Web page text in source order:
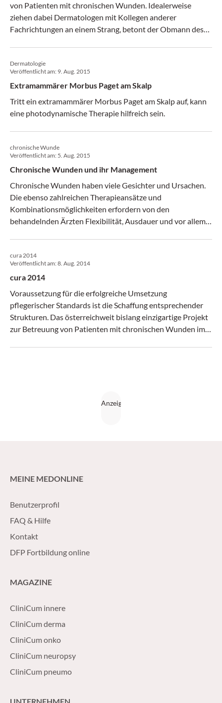
von Patienten mit chronischen Wunden. Idealerweise
ziehen dabei Dermatologen mit Kollegen anderer
Fachrichtungen an einem Strang, betont der Obmann des
App entwickelt, die auch die Kommunikation mit
Fachleuten erleichtern soll. Das Gespräch führte Mag.
Christina Lechner
Dermatologie
Veröffentlicht am: 9. Aug. 2015
Extramammärer Morbus Paget am Skalp
Tritt ein extramammärer Morbus Paget am Skalp auf, kann
eine photodynamische Therapie hilfreich sein.
chronische Wunde
Veröffentlicht am: 5. Aug. 2015
Chronische Wunden und ihr Management
Chronische Wunden haben viele Gesichter und Ursachen.
Die ebenso zahlreichen Therapieansätze und
Kombinationsmöglichkeiten erfordern von den
behandelnden Ärzten Flexibilität, Ausdauer und vor allem
cura 2014
Veröffentlicht am:8. Aug. 2014
cura 2014
Voraussetzung für die erfolgreiche Umsetzung
pflegerischer Standards ist die Schaffung entsprechender
Strukturen. Das österreichweit bislang einzigartige Projekt
zur Betreuung von Patienten mit chronischen Wunden im
MEINE MEDONLINE
Benutzerprofil
FAQ & Hilfe
Kontakt
DFP Fortbildung online
MAGAZINE
CliniCum innere
CliniCum derma
CliniCum onko
CliniCum neuropsy
CliniCum pneumo